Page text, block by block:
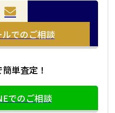
メです。
わからなく売れるかわからな
ルでのご相談
単査定！
でのご相談